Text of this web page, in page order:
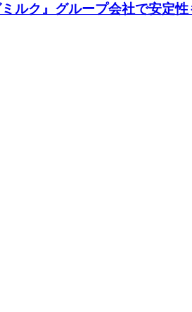
ルク』グループ会社で安定